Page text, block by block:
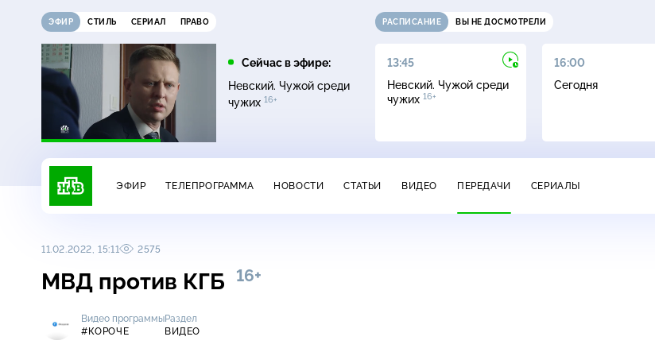
ЭФИР СТИЛЬ СЕРИАЛ ПРАВО
Сейчас в эфире:
Невский. Чужой среди
чужих 16+
РАСПИСАНИЕ ВЫ НЕ ДОСМОТРЕЛИ
12:00
Жди меня
13:00
Сегодня
13:45
Невский. Чужой среди
чужих 16+
16:00
Сегодня
ЭФИР ТЕЛЕПРОГРАММА НОВОСТИ СТАТЬИ ВИДЕО ПЕРЕДАЧИ СЕРИАЛЫ
11.02.2022, 15:11 2575
МВД против КГБ 16+
Видео программы
#КОРОЧЕ
Раздел
ВИДЕО